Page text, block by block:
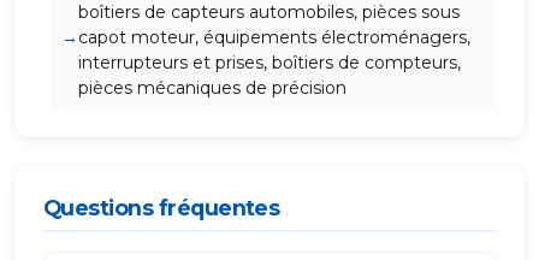
boîtiers de capteurs automobiles, pièces sous
capot moteur, équipements électroménagers,
interrupteurs et prises, boîtiers de compteurs,
pièces mécaniques de précision
Questions fréquentes